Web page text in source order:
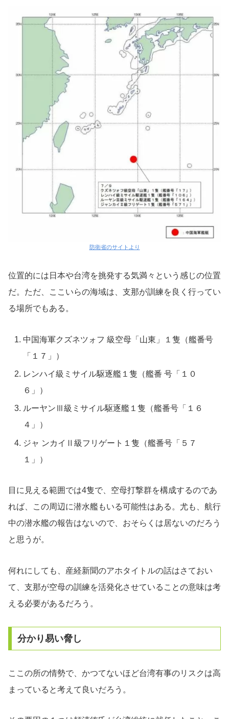
防衛省のサイトより
位置的には日本や台湾を挑発する気満々という感じの位置
だ。ただ、ここいらの海域は、支那が訓練を良く行ってい
る場所でもある。
中国海軍クズネツォフ 級空母「山東」１隻（艦番号
「１７」）
レンハイ級ミサイル駆逐艦１隻（艦番 号「１０
６」）
ルーヤンⅢ級ミサイル駆逐艦１隻（艦番号「１６
４」）
ジャ ンカイⅡ級フリゲート１隻（艦番号「５７
１」）
目に見える範囲では4隻で、空母打撃群を構成するのであ
れば、この周辺に潜水艦もいる可能性はある。尤も、航行
中の潜水艦の報告はないので、おそらくは居ないのだろう
と思うが。
何れにしても、産経新聞のアホタイトルの話はさておい
て、支那が空母の訓練を活発化させていることの意味は考
える必要があるだろう。
分かり易い脅し
ここの所の情勢で、かつてないほど台湾有事のリスクは高
まっていると考えて良いだろう。